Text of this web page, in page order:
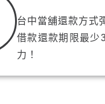
台中當舖還款方式
借款還款期限最少
力！